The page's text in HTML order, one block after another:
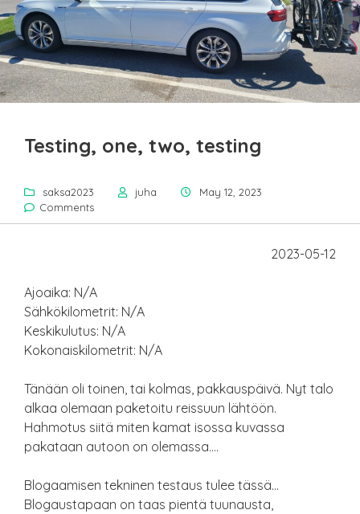
Testing, one, two, testing
saksa2023 juha
May 12, 2023
Comments
2023-05-12
Ajoaika: N/A
Sähkökilometrit: N/A
Keskikulutus: N/A
Kokonaiskilometrit: N/A
Tänään oli toinen, tai kolmas, pakkauspäivä. Nyt talo
alkaa olemaan paketoitu reissuun lähtöön.
Hahmotus siitä miten kamat isossa kuvassa
pakataan autoon on olemassa….
Blogaamisen tekninen testaus tulee tässä…
Blogaustapaan on taas pientä tuunausta,